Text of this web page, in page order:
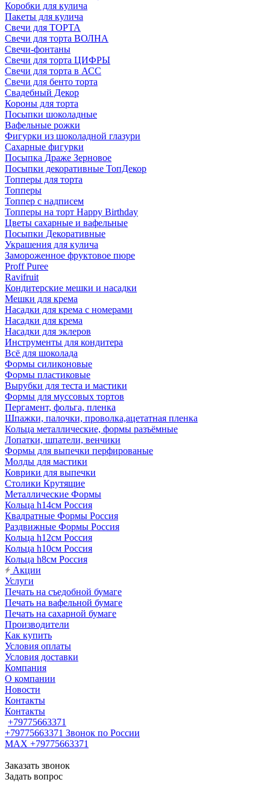
Коробки для кулича
Пакеты для кулича
Свечи для ТОРТА
Свечи для торта ВОЛНА
Свечи-фонтаны
Свечи для торта ЦИФРЫ
Свечи для торта в АСС
Свечи для бенто торта
Свадебный Декор
Короны для торта
Посыпки шоколадные
Вафельные рожки
Фигурки из шоколадной глазури
Сахарные фигурки
Посыпка Драже Зерновое
Посыпки декоративные ТопДекор
Топперы для торта
Топперы
Топпер с надписем
Топперы на торт Happy Birthday
Цветы сахарные и вафельные
Посыпки Декоративные
Украшения для кулича
Замороженное фруктовое пюре
Proff Puree
Ravifruit
Кондитерские мешки и насадки
Мешки для крема
Насадки для крема с номерами
Насадки для крема
Насадки для эклеров
Инструменты для кондитера
Всё для шоколада
Формы силиконовые
Формы пластиковые
Вырубки для теста и мастики
Формы для муссовых тортов
Пергамент, фольга, пленка
Шпажки, палочки, проволка,ацетатная пленка
Кольца металлические, формы разъёмные
Лопатки, шпатели, венчики
Формы для выпечки перфированые
Молды для мастики
Коврики для выпечки
Столики Крутящие
Металлические Формы
Кольца h14см Россия
Квадратные Формы Россия
Раздвижные Формы Россия
Кольца h12см Россия
Кольца h10см Россия
Кольца h8см Россия
Акции
Услуги
Печать на съедобной бумаге
Печать на вафельной бумаге
Печать на сахарной бумаге
Производители
Как купить
Условия оплаты
Условия доставки
Компания
О компании
Новости
Контакты
Контакты
+79775663371
+79775663371 Звонок по России
MAX +79775663371
Заказать звонок
Задать вопрос